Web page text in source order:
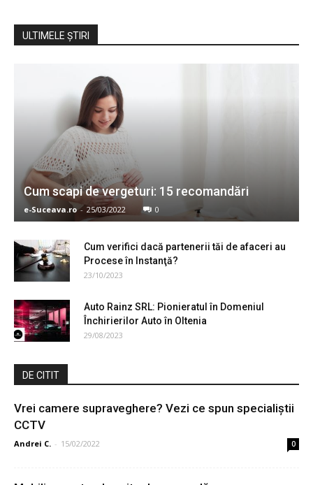
ULTIMELE ŞTIRI
Cum scapi de vergeturi: 15 recomandări
e-Suceava.ro - 25/03/2022 0
Cum verifici dacă partenerii tăi de afaceri au
Procese în Instanţă?
23/10/2023
Auto Rainz SRL: Pionieratul în Domeniul
Închirierilor Auto în Oltenia
29/08/2023
DE CITIT
Vrei camere supraveghere? Vezi ce spun specialiștii
CCTV
Andrei C. - 15/02/2022 0